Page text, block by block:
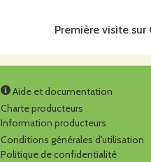
Première visite sur
Aide et documentation
Charte producteurs
Information producteurs
Conditions générales d'utilisation
Politique de confidentialité